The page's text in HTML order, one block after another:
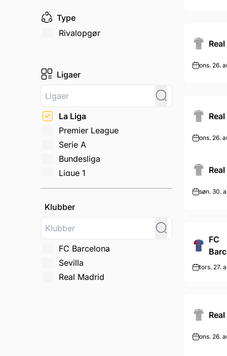
Type
Rivalopgør
Ligaer
La Liga
Premier League
Serie A
Bundesliga
Ligue 1
Champions League
FA Cup
Carabao Cup
Europa League
Conference League
Æresdivisionen
Jupiler Pro League
Klubber
FC Barcelona
Sevilla
Real Madrid
ons. 26.
ons. 26.
søn. 30.
FC
tors. 27.
ons. 26.